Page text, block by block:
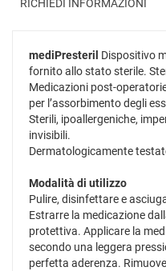
RICHIEDI INFORMAZIONI
mediPresteril Dispositivo
fornito allo stato sterile.
Medicazioni post-
per l’assorbimento degli
Sterili, ipoallergeniche,
invisibili.
Dermatologicamente
Modalità di utilizzo
Pulire, disinfettare e
Estrarre la medicazione
protettiva. Applicare la
secondo una leggera
perfetta aderenza.